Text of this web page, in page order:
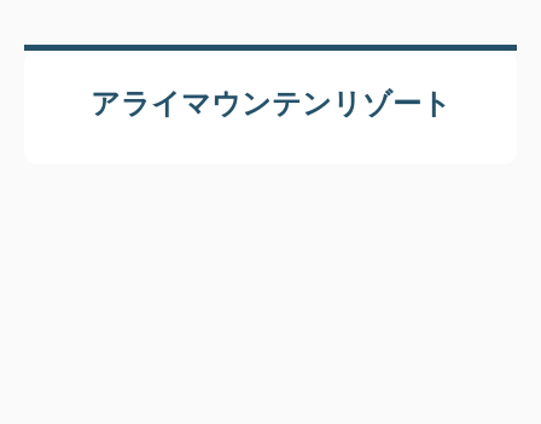
アライマウンテンリゾート